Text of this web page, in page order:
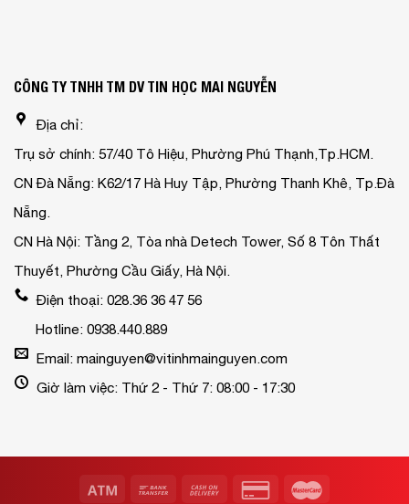
CÔNG TY TNHH TM DV TIN HỌC MAI NGUYỄN
Địa chỉ:
Trụ sở chính: 57/40 Tô Hiệu, Phường Phú Thạnh,Tp.HCM.
CN Đà Nẵng: K62/17 Hà Huy Tập, Phường Thanh Khê, Tp.Đà
Nẵng.
CN Hà Nội: Tầng 2, Tòa nhà Detech Tower, Số 8 Tôn Thất
Thuyết, Phường Cầu Giấy, Hà Nội.
Điện thoại: 028.36 36 47 56
Hotline: 0938.440.889
Email: mainguyen@vitinhmainguyen.com
Giờ làm việc: Thứ 2 - Thứ 7: 08:00 - 17:30